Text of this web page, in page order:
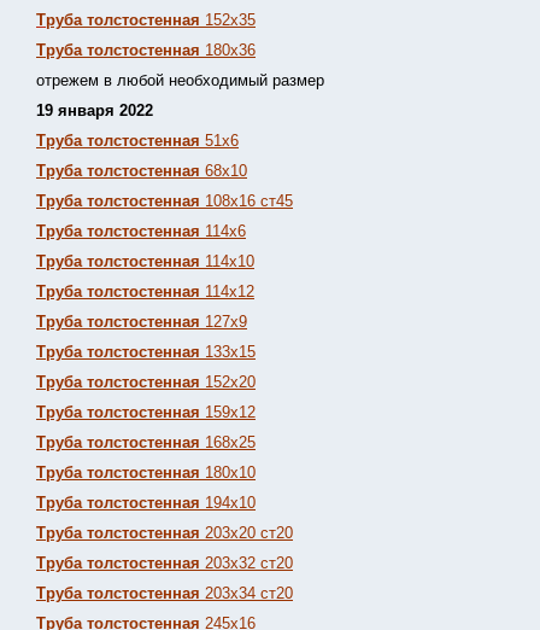
Труба толстостенная 152х35
Труба толстостенная 180х36
отрежем в любой необходимый размер
19 января 2022
Труба толстостенная 51х6
Труба толстостенная 68х10
Труба толстостенная 108х16 ст45
Труба толстостенная 114х6
Труба толстостенная 114х10
Труба толстостенная 114х12
Труба толстостенная 127х9
Труба толстостенная 133х15
Труба толстостенная 152х20
Труба толстостенная 159х12
Труба толстостенная 168х25
Труба толстостенная 180х10
Труба толстостенная 194х10
Труба толстостенная 203х20 ст20
Труба толстостенная 203х32 ст20
Труба толстостенная 203х34 ст20
Труба толстостенная 245х16